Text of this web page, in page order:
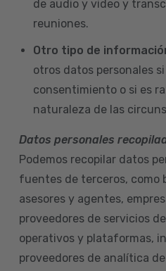
de audio y video y
reuniones.
Otro tipo de
otros datos personales
consentimiento o si es
naturaleza de las
Datos personales
Podemos recopilar datos
fuentes de terceros, como
asesores y agentes,
proveedores de servicios
operativos y plataformas,
proveedores de analítica